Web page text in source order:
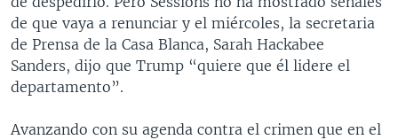
de que vaya a renunciar y el miércoles, la secretaria
de Prensa de la Casa Blanca, Sarah Hackabee
Sanders, dijo que Trump “quiere que él lidere el
departamento”.
Avanzando con su agenda contra el crimen que en el